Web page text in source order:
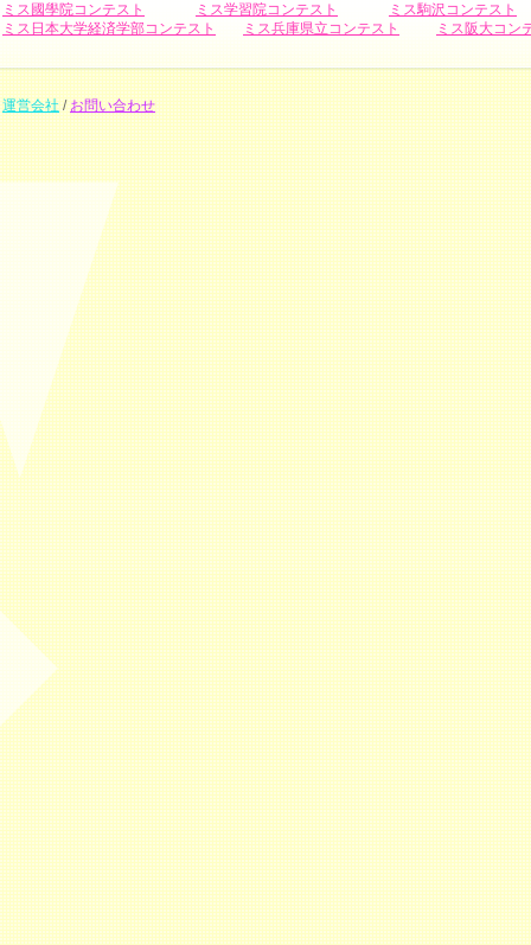
ミス國學院コンテスト
ミス学習院コンテスト
ミス駒沢コンテスト
ミス日本大学経済学部コンテスト
ミス兵庫県立コンテスト ミス阪大コン
運営会社/お問い合わせ